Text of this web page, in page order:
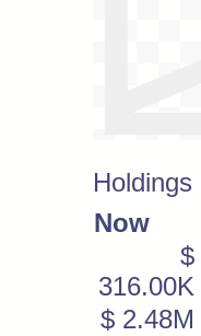
Holdings
Now
$
316.00K
$ 2.48M